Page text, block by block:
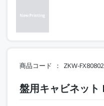
商品コード ZKW-
盤用キャビネット